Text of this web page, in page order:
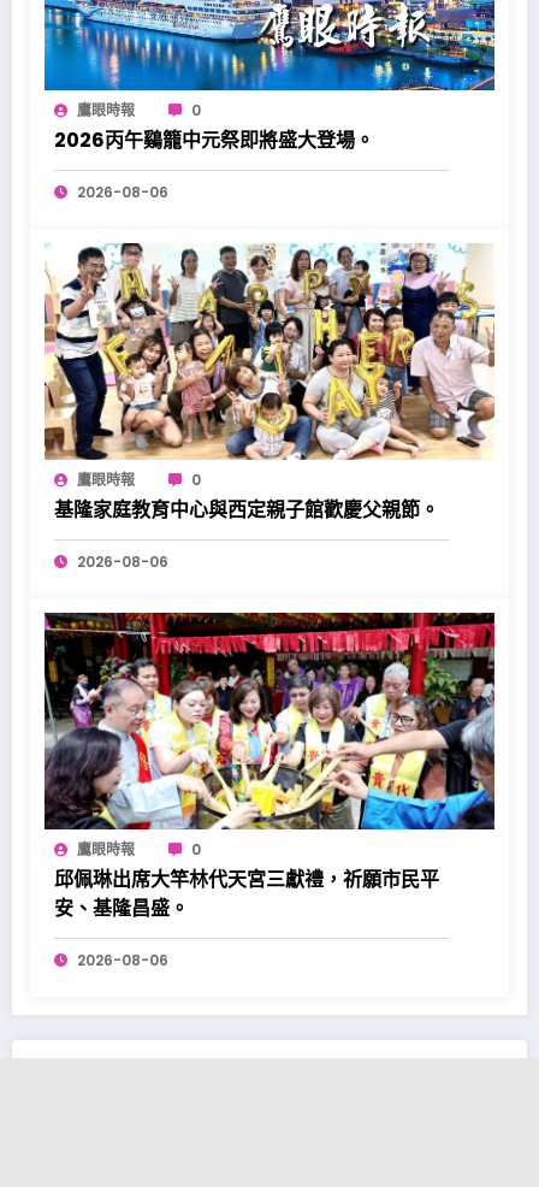
鷹眼時報 0
2026丙午鷄籠中元祭即將盛大登場。
2026-08-06
鷹眼時報 0
基隆家庭教育中心與西定親子館歡慶父親節。
2026-08-06
鷹眼時報 0
邱佩琳出席大竿林代天宮三獻禮，祈願市民平
安、基隆昌盛。
2026-08-06